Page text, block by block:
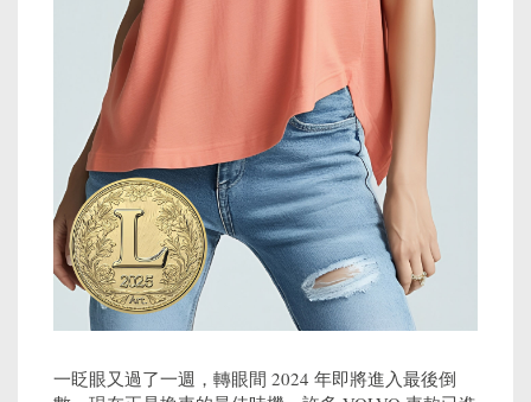
一眨眼又過了一週，轉眼間 2024 年即將進入最後倒